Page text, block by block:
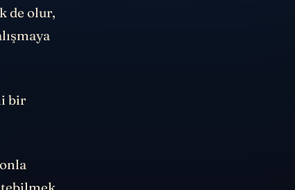
de olur,
bir